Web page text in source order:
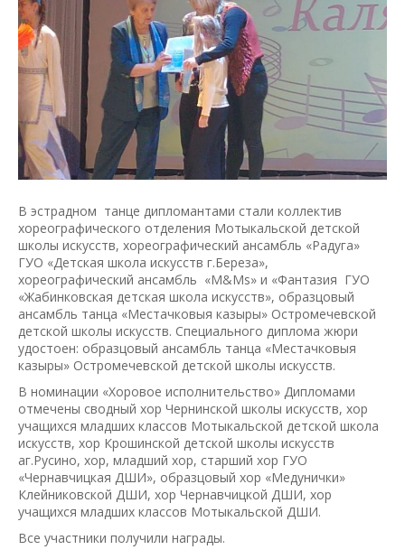
В эстрадном танце дипломантами стали коллектив
хореографического отделения Мотыкальской детской
школы искусств, хореографический ансамбль «Радуга»
ГУО «Детская школа искусств г.Береза»,
хореографический ансамбль «М&Мs» и «Фантазия ГУО
«Жабинковская детская школа искусств», образцовый
ансамбль танца «Местачковыя казыры» Остромечевской
детской школы искусств. Специального диплома жюри
удостоен: образцовый ансамбль танца «Местачковыя
казыры» Остромечевской детской школы искусств.
В номинации «Хоровое исполнительство» Дипломами
отмечены сводный хор Чернинской школы искусств, хор
учащихся младших классов Мотыкальской детской школа
искусств, хор Крошинской детской школы искусств
аг.Русино, хор, младший хор, старший хор ГУО
«Чернавчицкая ДШИ», образцовый хор «Медунички»
Клейниковской ДШИ, хор Чернавчицкой ДШИ, хор
учащихся младших классов Мотыкальской ДШИ.
Все участники получили награды.